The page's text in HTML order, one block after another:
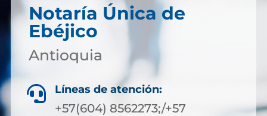
Notaría Única de
Ebéjico
Antioquia
 Líneas de atención:
+57(604) 8562273;/+57